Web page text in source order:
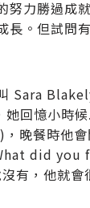
努力勝過成
長。但試問
Sara
回憶小時
晚餐時他
did you
有，他就會